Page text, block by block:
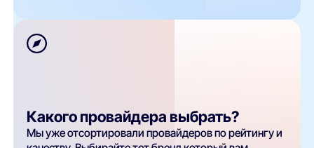
Какого провайдера выбрать?
Мы уже отсортировали провайдеров по рейтингу и